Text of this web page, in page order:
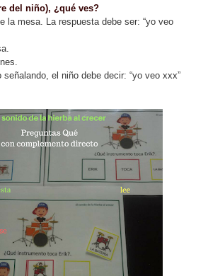
del niño), ¿qué ves?
la mesa. La respuesta debe ser: “yo veo
señalando, el niño debe decir: “yo veo xxx”